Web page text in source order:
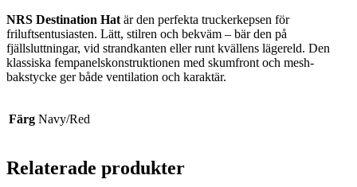
NRS Destination Hat är den perfekta truckerkepsen för
friluftsentusiasten. Lätt, stilren och bekväm – bär den på
fjällsluttningar, vid strandkanten eller runt kvällens lägereld. Den
klassiska fempanelskonstruktionen med skumfront och mesh-
bakstycke ger både ventilation och karaktär.
Färg Navy/Red
Relaterade produkter